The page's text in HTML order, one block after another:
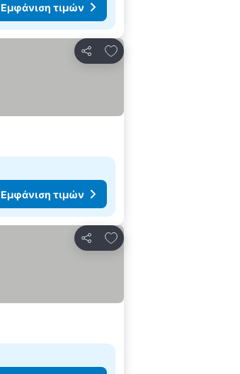
Εμφάνιση τιμών
Κοινοποίηση
Προσθήκη στα αγαπημένα
Εμφάνιση τιμών
Κοινοποίηση
Προσθήκη στα αγαπημένα